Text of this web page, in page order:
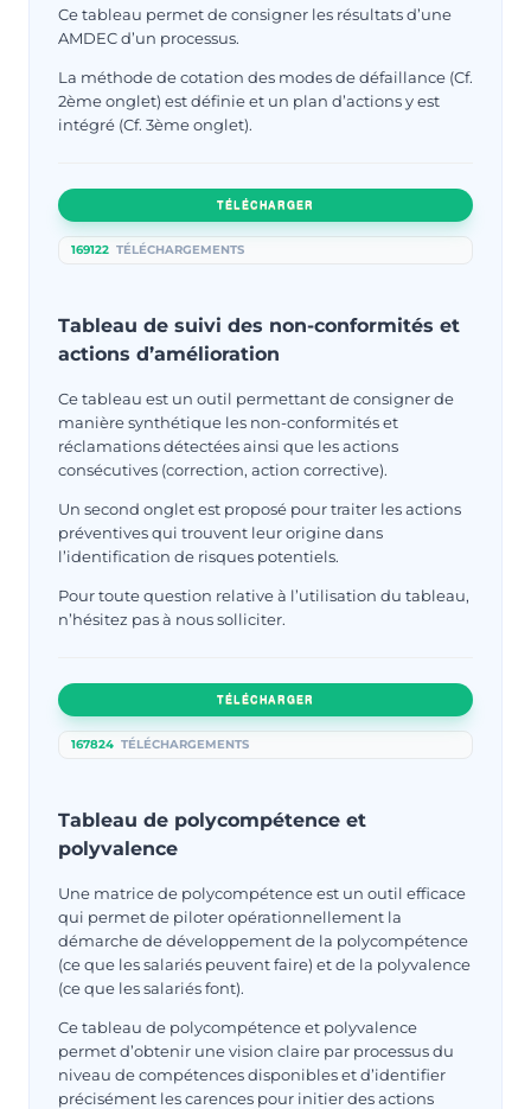
Ce tableau permet de consigner les résultats d’une
AMDEC d’un processus.
La méthode de cotation des modes de défaillance (Cf.
2ème onglet) est définie et un plan d’actions y est
intégré (Cf. 3ème onglet).
TÉLÉCHARGER
169122 TÉLÉCHARGEMENTS
Tableau de suivi des non-conformités et
actions d’amélioration
Ce tableau est un outil permettant de consigner de
manière synthétique les non-conformités et
réclamations détectées ainsi que les actions
consécutives (correction, action corrective).
Un second onglet est proposé pour traiter les actions
préventives qui trouvent leur origine dans
l’identification de risques potentiels.
Pour toute question relative à l’utilisation du tableau,
n’hésitez pas à nous solliciter.
TÉLÉCHARGER
167824 TÉLÉCHARGEMENTS
Tableau de polycompétence et
polyvalence
Une matrice de polycompétence est un outil efficace
qui permet de piloter opérationnellement la
démarche de développement de la polycompétence
(ce que les salariés peuvent faire) et de la polyvalence
(ce que les salariés font).
Ce tableau de polycompétence et polyvalence
permet d’obtenir une vision claire par processus du
niveau de compétences disponibles et d’identifier
précisément les carences pour initier des actions